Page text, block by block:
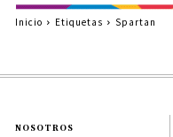
Inicio Etiquetas Spartan
NOSOTROS